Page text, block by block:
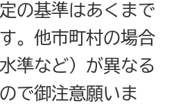
の基準はあくまで
。他市町村の場合
準など）が異なる
で御注意願いま